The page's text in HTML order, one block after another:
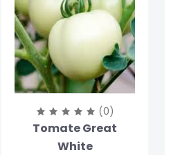
(0)
Tomate Great
White